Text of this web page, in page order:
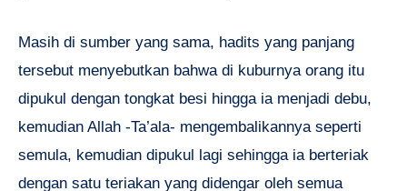
Masih di sumber yang sama, hadits yang panjang
tersebut menyebutkan bahwa di kuburnya orang itu
dipukul dengan tongkat besi hingga ia menjadi debu,
kemudian Allah -Ta’ala- mengembalikannya seperti
semula, kemudian dipukul lagi sehingga ia berteriak
dengan satu teriakan yang didengar oleh semua